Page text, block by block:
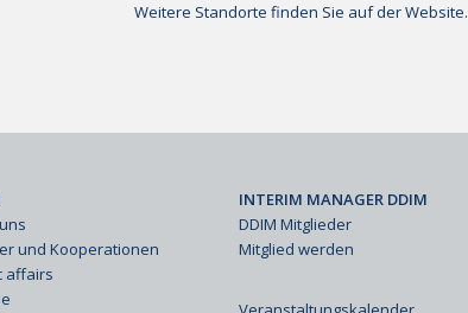
Weitere Standorte finden Sie auf der Website.
und Kooperationen
affairs
INTERIM MANAGER DDIM
DDIM Mitglieder
Mitglied werden